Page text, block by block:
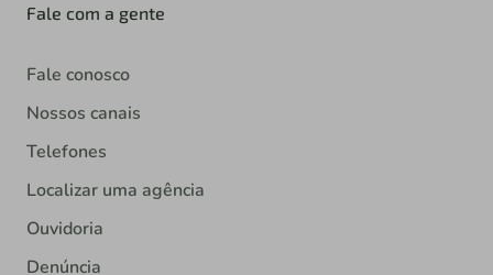
Fale com a gente
Fale conosco
Nossos canais
Telefones
Localizar uma agência
Ouvidoria
Denúncia